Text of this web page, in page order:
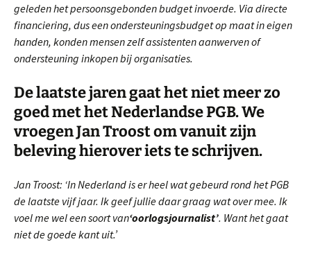
geleden het persoonsgebonden budget invoerde. Via directe
financiering, dus een ondersteuningsbudget op maat in eigen
handen, konden mensen zelf assistenten aanwerven of
ondersteuning inkopen bij organisaties.
De laatste jaren gaat het niet meer zo
goed met het Nederlandse PGB. We
vroegen Jan Troost om vanuit zijn
beleving hierover iets te schrijven.
Jan Troost: ‘In Nederland is er heel wat gebeurd rond het PGB
de laatste vijf jaar. Ik geef jullie daar graag wat over mee. Ik
voel me wel een soort van‘oorlogsjournalist’. Want het gaat
niet de goede kant uit.’